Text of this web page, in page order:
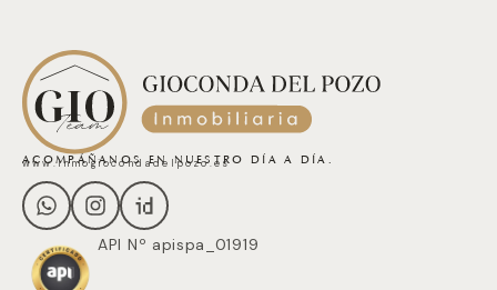
ACOMPÁÑANOS EN NUESTRO DÍA A DÍA.
www.inmogiocondadelpozo.es
API Nº apispa_01919